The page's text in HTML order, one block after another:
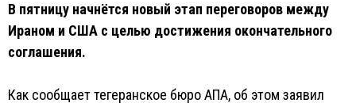
В пятницу начнётся новый этап переговоров между
Ираном и США с целью достижения окончательного
соглашения.
Как сообщает тегеранское бюро AПA, об этом заявил